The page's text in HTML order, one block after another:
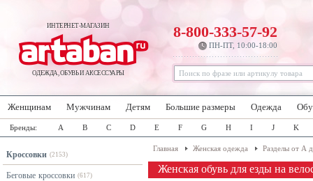
ИНТЕРНЕТ-МАГАЗИН
ОДЕЖДА, ОБУВЬ И АКСЕССУАРЫ
8-800-333-57-92
ПН-ПТ, 10:00-18:00
Женщинам Мужчинам Детям Большие размеры Одежда
Бренды: A B C D E F G H I J K
Кроссовки (2153)
Беговые кроссовки (617)
Главная Женская одежда Разделы от А
Женская обувь для езды на